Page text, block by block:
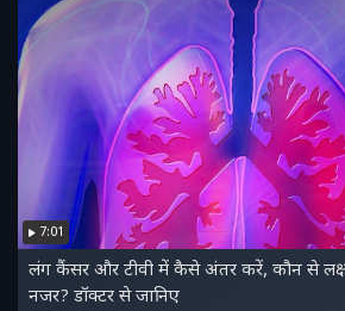
7:01
लंग कैंसर और टीवी में कैसे अंतर करें, कौन से
नजर? डॉक्टर से जानिए